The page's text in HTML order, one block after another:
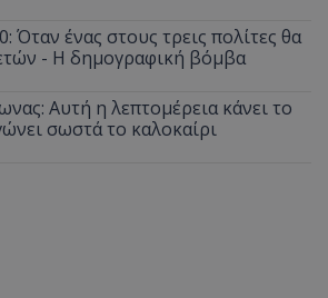
Όταν ένας στους τρεις πολίτες θα
- Η δημογραφική βόμβα
Αυτή η λεπτομέρεια κάνει το
σωστά το καλοκαίρι